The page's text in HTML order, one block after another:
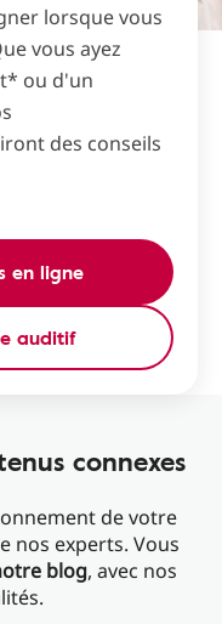
lorsque vous
vous ayez
ou d'un
des conseils
en ligne
auditif
connexes
de votre
nos experts. Vous
blog, avec nos